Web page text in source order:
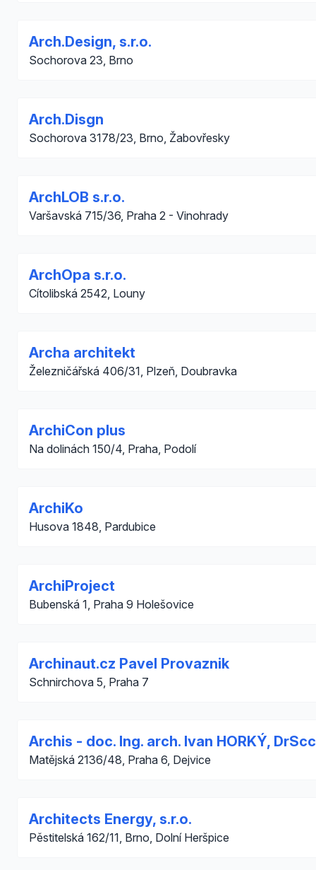
Arch.Design, s.r.o.
Sochorova 23, Brno
Arch.Disgn
Sochorova 3178/23, Brno, Žabovřesky
ArchLOB s.r.o.
Varšavská 715/36, Praha 2 - Vinohrady
ArchOpa s.r.o.
Cítolibská 2542, Louny
Archa architekt
Železničářská 406/31, Plzeň, Doubravka
ArchiCon plus
Na dolinách 150/4, Praha, Podolí
ArchiKo
Husova 1848, Pardubice
ArchiProject
Bubenská 1, Praha 9 Holešovice
Archinaut.cz Pavel Provaznik
Schnirchova 5, Praha 7
Archis - doc. Ing. arch. Ivan HORKÝ,
Matějská 2136/48, Praha 6, Dejvice
Architects Energy, s.r.o.
Pěstitelská 162/11, Brno, Dolní Heršpice